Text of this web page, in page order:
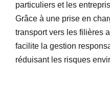
particuliers et les
Grâce à une prise en
transport vers les filières
facilite la gestion
réduisant les risques